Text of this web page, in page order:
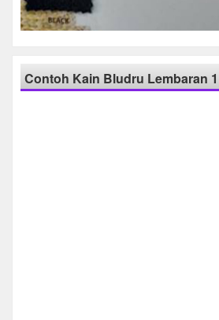
Contoh Kain Bludru Lembaran 1